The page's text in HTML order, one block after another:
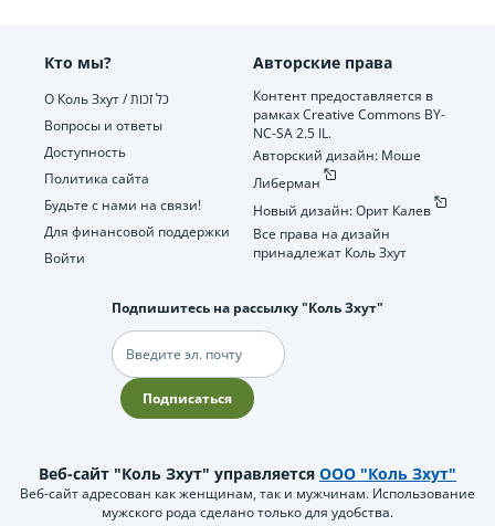
Кто мы?
О Коль Зхут / כל זכות
Вопросы и ответы
Доступность
Политика сайта
Будьте с нами на связи!
Для финансовой поддержки
Войти
Авторские права
Контент предоставляется в
рамках Creative Commons BY-
NC-SA 2.5 IL.
Авторский дизайн: Моше
Либерман
Новый дизайн: Орит Калев
Все права на дизайн
принадлежат Коль Зхут
Подпишитесь на рассылку "Коль Зхут"
Электронная
почта
Подписаться
Веб-сайт "Коль Зхут" управляется ООО "Коль Зхут"
Веб-сайт адресован как женщинам, так и мужчинам. Использование
мужского рода сделано только для удобства.